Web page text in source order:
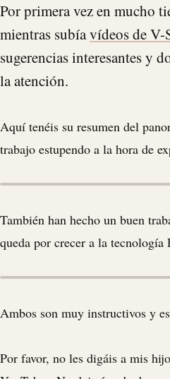
Por primera vez en mucho
mientras subíavídeos de V-
sugerencias interesantes y
la atención.
Aquí tenéis su resumen del
trabajo estupendo a la hora de
También han hecho un buen
queda por crecer a la tecnología
Ambos son muy instructivos y
Por favor, no les digáis a mis